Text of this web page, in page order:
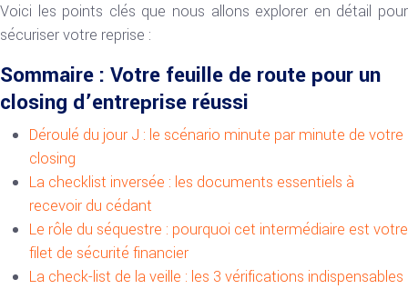
Voici les points clés que nous allons explorer en détail pour
sécuriser votre reprise :
Sommaire : Votre feuille de route pour un
closing d’entreprise réussi
Déroulé du jour J : le scénario minute par minute de votre
closing
La checklist inversée : les documents essentiels à
recevoir du cédant
Le rôle du séquestre : pourquoi cet intermédiaire est votre
filet de sécurité financier
La check-list de la veille : les 3 vérifications indispensables